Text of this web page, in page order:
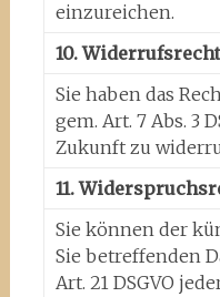
einzureichen.
10. Widerrufsrecht
Sie haben das
gem. Art. 7 Abs. 3
Zukunft zu
11.
Sie können der
Sie betreffenden
Art. 21 DSGVO